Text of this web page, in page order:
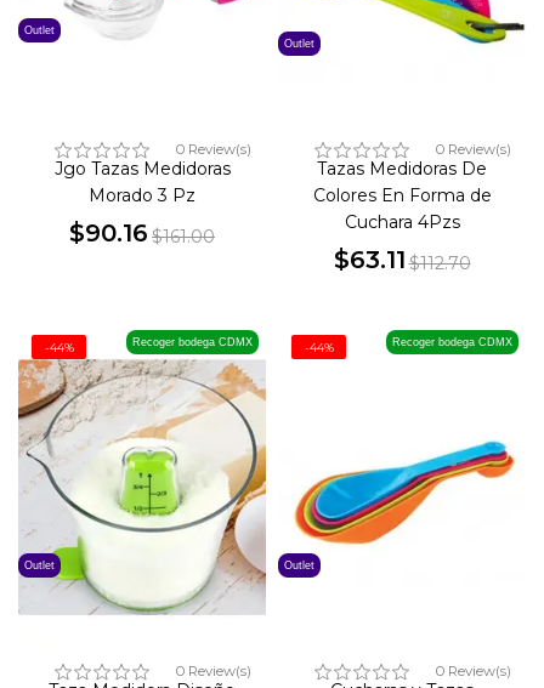
Outlet
0 Review(s)
Jgo Tazas Medidoras
Morado 3 Pz
$90.16 $161.00
Outlet
0 Review(s)
Tazas Medidoras De
Colores En Forma de
Cuchara 4Pzs
$63.11$112.70
Outlet
Recoger bodega CDMX
0 Review(s)
-44%
Outlet
Recoger bodega CDMX
0 Review(s)
-44%